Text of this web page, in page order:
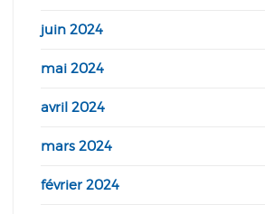
juin 2024
mai 2024
avril 2024
mars 2024
février 2024